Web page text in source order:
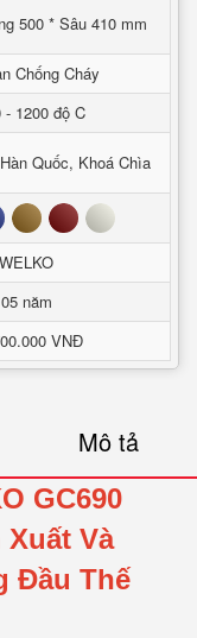
500 * Sâu 410 mm
Chống Cháy
- 1200 độ C
Quốc, Khoá Chìa
Nâu Đỏ Trắng
WELKO
05 năm
VNĐ
Mô tả
GC690
Xuất Và
Đầu Thế